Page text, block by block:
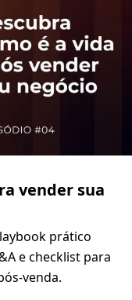
vender sua
prático
e checklist para
venda.